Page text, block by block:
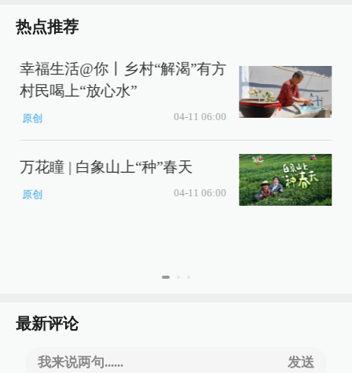
热点推荐
幸福生活@你丨乡村“解渴”有方
村民喝上“放心水”
原创 04-11 06:00
万花瞳 | 白象山上“种”春天
原创 04-11 06:00
最新评论
我来说两句...... 发送